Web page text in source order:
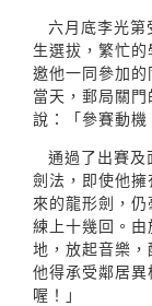
六月底李光第
生選拔，繁忙
邀他一同參加
當天，郵局關
說：「參賽動機
通過了出賽及
劍法，即使他
來的龍形劍，
練上十幾回。
地，放起音樂，
他得承受鄰居
喔！」